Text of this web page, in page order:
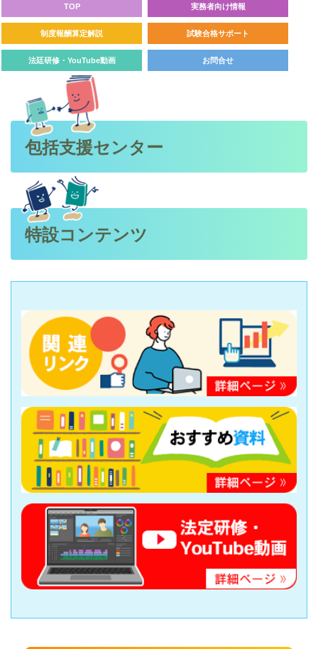
TOP 実務者向け情報
制度報酬算定解説 試験合格サポート
法廷研修・YouTube動画 お問合せ
包括支援センター
特設コンテンツ